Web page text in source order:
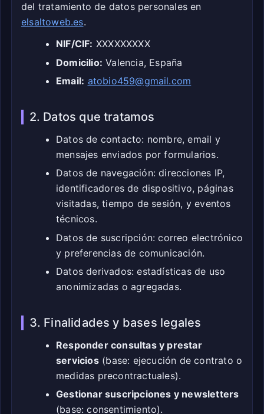
del tratamiento de datos personales en
elsaltoweb.es.
NIF/CIF: XXXXXXXXX
Domicilio: Valencia, España
Email: atobio459@gmail.com
2. Datos que tratamos
Datos de contacto: nombre, email y
mensajes enviados por formularios.
Datos de navegación: direcciones IP,
identificadores de dispositivo, páginas
visitadas, tiempo de sesión, y eventos
técnicos.
Datos de suscripción: correo electrónico
y preferencias de comunicación.
Datos derivados: estadísticas de uso
anonimizadas o agregadas.
3. Finalidades y bases legales
Responder consultas y prestar
servicios(base: ejecución de contrato o
medidas precontractuales).
Gestionar suscripciones y newsletters
(base: consentimiento).